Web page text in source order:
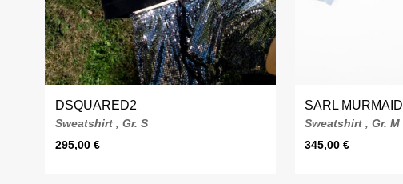
DSQUARED2
Sweatshirt , Gr. S
295,00 €
SARL MURMAID
Sweatshirt , Gr. M
345,00€